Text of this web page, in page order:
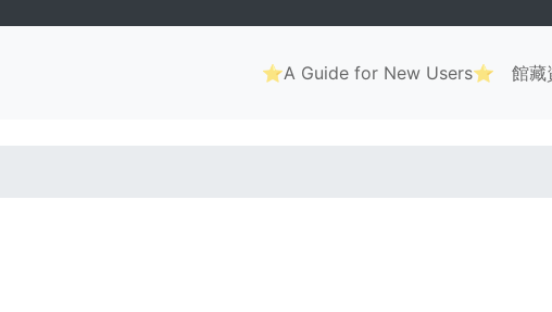
Main
navigation
⭐A Guide for New Users⭐ 館藏